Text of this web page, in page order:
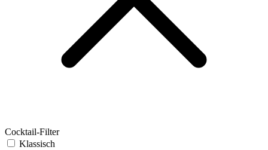
Cocktail-Filter
Klassisch